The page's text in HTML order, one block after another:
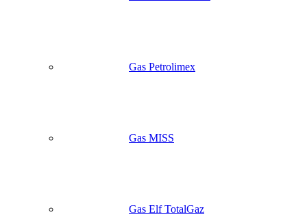
Gas Petrolimex
Gas MISS
Gas Elf TotalGaz